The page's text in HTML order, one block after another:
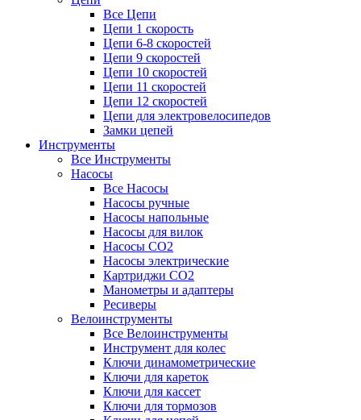
Все Цепи
Цепи 1 скорость
Цепи 6-8 скоростей
Цепи 9 скоростей
Цепи 10 скоростей
Цепи 11 скоростей
Цепи 12 скоростей
Цепи для электровелосипедов
Замки цепей
Инструменты
Все Инструменты
Насосы
Все Насосы
Насосы ручные
Насосы напольные
Насосы для вилок
Насосы CO2
Насосы электрические
Картриджи CO2
Манометры и адаптеры
Ресиверы
Велоинструменты
Все Велоинструменты
Инструмент для колес
Ключи динамометрические
Ключи для кареток
Ключи для кассет
Ключи для тормозов